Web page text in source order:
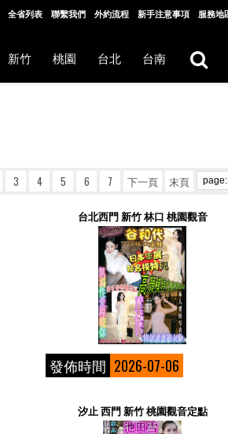
全省列表 聯繫我們 外約流程 新手注意事項 服務地
新竹 桃園 台北 台南
3 4 5 6 7 下一頁 末頁
台北西門 新竹 林口 桃園觀音
發佈時間 2026-07-06
汐止 西門 新竹 桃園觀音定點